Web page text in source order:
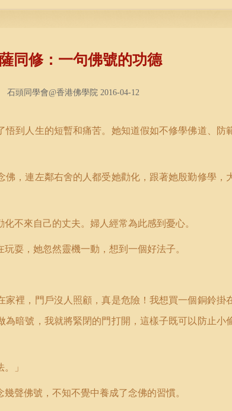
同修：一句佛號的功德
石頭同學會@香港佛學院 2016-04-12
到人生的短暫和痛苦。她知道假如不修學佛道、防
，連左鄰右舍的人都受她勸化，跟著她殷勤修學，
不來自己的丈夫。婦人經常為此感到憂心。
耍，她忽然靈機一動，想到一個好法子。
家裡，門戶沒人照顧，真是危險！我想買一個銅鈴掛
暗號，我就將緊閉的門打開，這樣子既可以防止小
」
聲佛號，不知不覺中養成了念佛的習慣。